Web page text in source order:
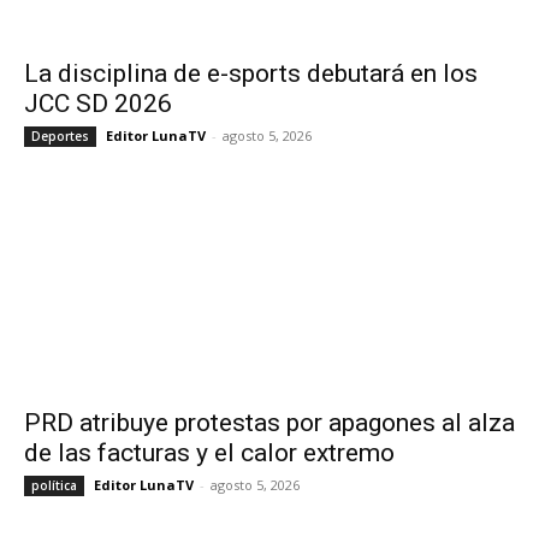
La disciplina de e-sports debutará en los
JCC SD 2026
Deportes Editor LunaTV - agosto 5, 2026
PRD atribuye protestas por apagones al alza
de las facturas y el calor extremo
política Editor LunaTV - agosto 5, 2026